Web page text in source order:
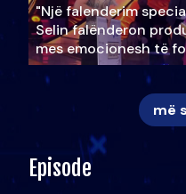
"Një falenderim
Selin falënderon
mes emocionesh të
më
Episode